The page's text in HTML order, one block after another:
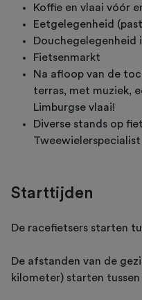
Koffie en vlaai vóór
Eetgelegenheid
Douchegelegenheid
Fietsenmarkt
Na afloop van de
terras, met muziek,
Limburgse vlaai!
Diverse stands op
Tweewielerspecialist
Starttijden
De racefietsers starten
De afstanden van de
kilometer) starten tussen